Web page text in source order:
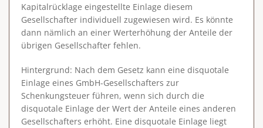
Kapitalrücklage eingestellte Einlage diesem
Gesellschafter individuell zugewiesen wird. Es könnte
dann nämlich an einer Werterhöhung der Anteile der
übrigen Gesellschafter fehlen.
Hintergrund: Nach dem Gesetz kann eine disquotale
Einlage eines GmbH-Gesellschafters zur
Schenkungsteuer führen, wenn sich durch die
disquotale Einlage der Wert der Anteile eines anderen
Gesellschafters erhöht. Eine disquotale Einlage liegt